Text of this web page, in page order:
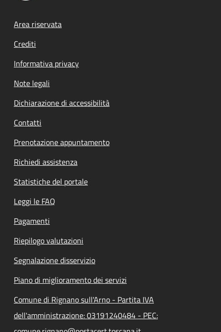
Footer menu
Area riservata
Crediti
Informativa privacy
Note legali
Dichiarazione di accessibilità
Contatti
Prenotazione appuntamento
Richiedi assistenza
Statistiche del portale
Leggi le FAQ
Pagamenti
Riepilogo valutazioni
Segnalazione disservizio
Piano di miglioramento dei servizi
Comune di Rignano sull'Arno - Partita IVA
dell'amministrazione: 03191240484 - PEC: